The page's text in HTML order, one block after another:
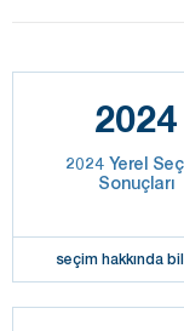
2024
2024 Yerel
Sonuçları
seçim hakkında